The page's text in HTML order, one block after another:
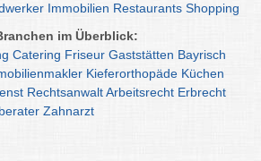
Immobilien Restaurants Shopping
im Überblick:
Catering Friseur Gaststätten Bayrisch
Kieferorthopäde Küchen
RechtsanwaltArbeitsrecht Erbrecht
Zahnarzt